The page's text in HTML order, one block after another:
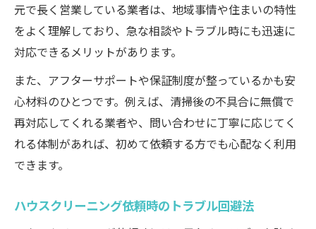
元で長く営業している業者は、地域事情や住まいの特性
をよく理解しており、急な相談やトラブル時にも迅速に
対応できるメリットがあります。
また、アフターサポートや保証制度が整っているかも安
心材料のひとつです。例えば、清掃後の不具合に無償で
再対応してくれる業者や、問い合わせに丁寧に応じてく
れる体制があれば、初めて依頼する方でも心配なく利用
できます。
ハウスクリーニング依頼時のトラブル回避法